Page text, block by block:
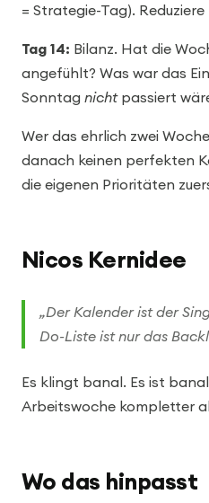
= Strategie-Tag).
Tag 14: Bilanz. Hat die
angefühlt? Was war das
Sonntag nichtpassiert
Wer das ehrlich zwei
danach keinen perfekten
die eigenen Prioritäten
Nicos Kernidee
„Der Kalender ist der
Do-Liste ist nur das
Es klingt banal. Es ist
Arbeitswoche kompletter
Wo das hinpasst